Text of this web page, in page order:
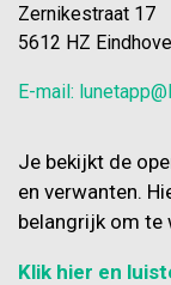
Zernikestraat 17
5612 HZ
E-mail:
Je bekijkt de
en verwanten.
belangrijk om te
Klik hier en